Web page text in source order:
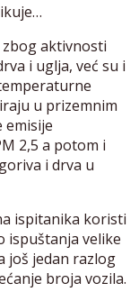
zbog aktivnosti
i uglja, već su i
u prizemnim
emisije
2,5 a potom i
i drva u
ispitanika koristi
ispuštanja velike
još jedan razlog
broja vozila.